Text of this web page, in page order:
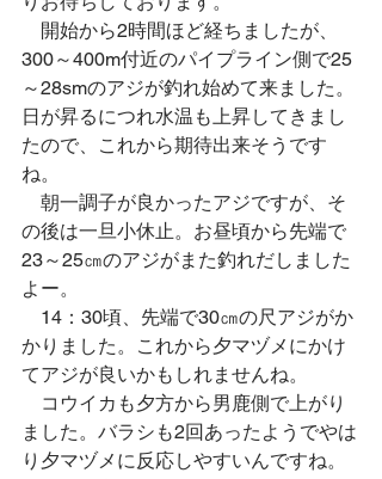
開始から2時間ほど経ちましたが、
300～400m付近のパイプライン側で25
～28smのアジが釣れ始めて来ました。
日が昇るにつれ水温も上昇してきまし
たので、これから期待出来そうです
ね。
朝一調子が良かったアジですが、そ
の後は一旦小休止。お昼頃から先端で
23～25㎝のアジがまた釣れだしました
よー。
14：30頃、先端で30㎝の尺アジがか
かりました。これから夕マヅメにかけ
てアジが良いかもしれませんね。
コウイカも夕方から男鹿側で上がり
ました。バラシも2回あったようでやは
り夕マヅメに反応しやすいんですね。